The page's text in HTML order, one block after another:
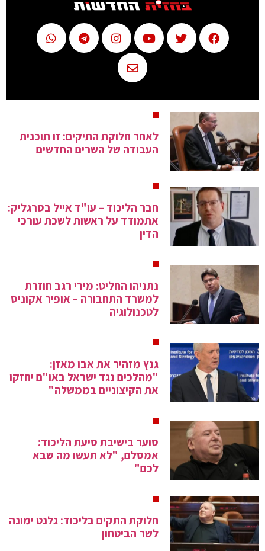
לאחר חלוקת התיקים: זו תוכנית
העבודה של השרים החדשים
חבר הליכוד – עו"ד אייל בסרגליק:
אתמודד על ראשות לשכת עורכי
הדין
נתניהו החליט: מירי רגב חוזרת
למשרד התחבורה – אופיר אקוניס
לטכנולוגיה
גנץ מזהיר את אבו מאזן:
"מהלכים נגד ישראל באו"ם יחזקו
את הקיצוניים בממשלה"
סוער בישיבת סיעת הליכוד:
אמסלם, "לא תעשו מה שבא
לכם"
חלוקת התקים בליכוד: גלנט ימונה
לשר הביטחון